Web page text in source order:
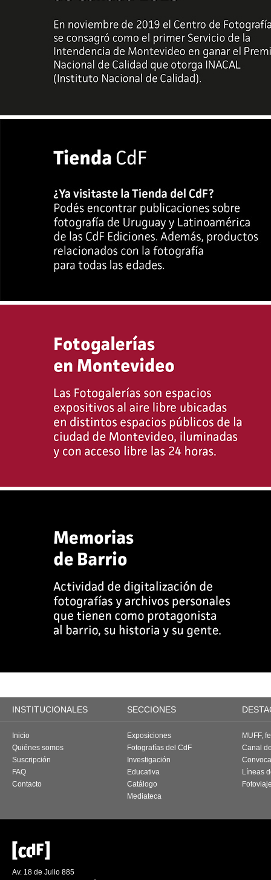
INSTITUCIONALES SECCIONES
Inicio
Quiénes somos
Suscripción
FAQ
Contacto
Exposiciones
Fotografías del CdF
Investigación
Educativa
Catálogo
Mediateca
MUFF,
Canal
Líneas
Av. 18 de Julio 885